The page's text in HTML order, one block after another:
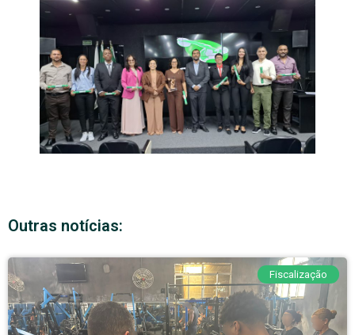
Outras notícias:
Fiscalização